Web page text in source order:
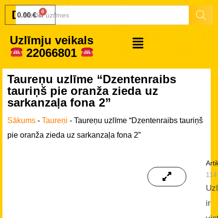
Druku.lv
0.00€
Uzlīmju veikals
22066801
Taureņu uzlīme “Dzentenraibs
tauriņš pie oranža zieda uz
sarkanzaļa fona 2”
Sākums - Taureņi - Taureņu uzlīme “Dzentenraibs tauriņš
pie oranža zieda uz sarkanzaļa fona 2”
ir